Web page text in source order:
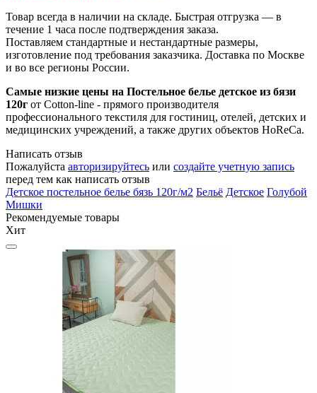
Товар всегда в наличии на складе. Быстрая отгрузка — в
течение 1 часа после подтверждения заказа.
Поставляем стандартные и нестандартные размеры,
изготовление под требования заказчика. Доставка по Москве
и во все регионы России.
Самые низкие цены на Постельное белье детское из бязи
120г от Cotton-line - прямого производителя
профессионального текстиля для гостиниц, отелей, детских и
медицинских учреждений, а также других объектов HoReCa.
Написать отзыв
Пожалуйста авторизируйтесь или создайте учетную запись
перед тем как написать отзыв
Детское постельное белье бязь 120г/м2 Бельё Детское Голубой
Мишки
Рекомендуемые товары
Хит